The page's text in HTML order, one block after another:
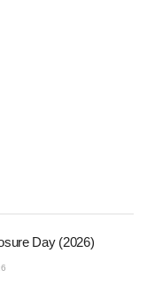
Day (2026)